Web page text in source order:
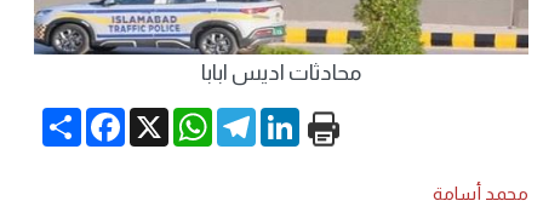
محادثات اديس ابابا
Share
Facebook X
WhatsApp
TelegramLinkedIn
محمد أسامة